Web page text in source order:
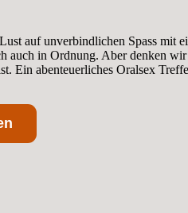
auf unverbindlichen Spass mit
in Ordnung. Aber denken
abenteuerliches Oralsex